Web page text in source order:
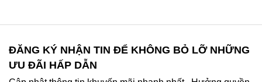
ĐĂNG KÝ NHẬN TIN ĐỂ KHÔNG BỎ LỠ NHỮNG
ƯU ĐÃI HẤP DẪN